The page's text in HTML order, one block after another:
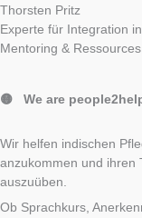
Thorsten Pritz
Experte für Integration
Mentoring & Ressources
🟡 We are
Wir helfen indischen
anzukommen und ihren
auszuüben.
Ob Sprachkurs,